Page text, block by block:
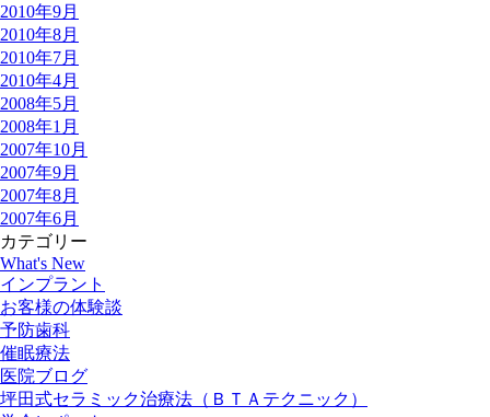
2010年9月
2010年8月
2010年7月
2010年4月
2008年5月
2008年1月
2007年10月
2007年9月
2007年8月
2007年6月
カテゴリー
What's New
インプラント
お客様の体験談
予防歯科
催眠療法
医院ブログ
坪田式セラミック治療法（ＢＴＡテクニック）